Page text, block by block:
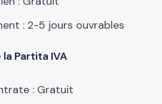
: 2-5 jours ouvrables
Partita IVA
: Gratuit